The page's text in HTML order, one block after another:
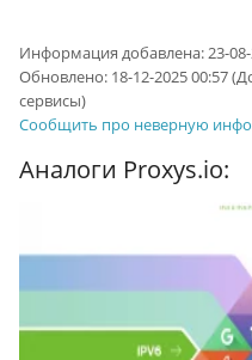
Информация добавлена:23-
Обновлено: 18-12-2025 00:57
сервисы)
Сообщить про неверную
Аналоги Proxys.io: